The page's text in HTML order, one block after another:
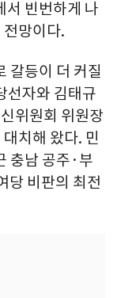
서 빈번하게 나
망이다.
갈등이 더 커질
선자와 김태규
위원회 위원장
치해 왔다. 민
충남 공주·부
당 비판의 최전